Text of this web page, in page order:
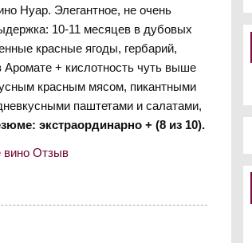
Нуар. Элегантное, не очень
10-11 месяцев в дубовых
красные ягоды, гербарий,
Аромате + кислотность чуть выше
красным мясом, пикантными
паштетами и салатами,
экстраординарно + (8 из 10).